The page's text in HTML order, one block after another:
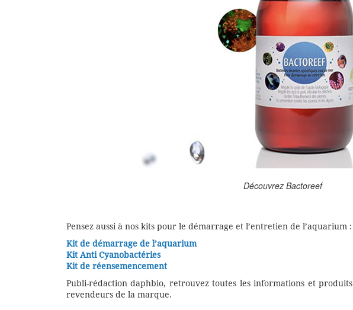
Découvrez Bactoreef
Pensez aussi à nos kits pour le démarrage et l’entretien de l’aquarium :
Kit de démarrage de l’aquarium
Kit Anti Cyanobactéries
Kit de réensemencement
Publi-rédaction daphbio, retrouvez toutes les informations et produits
revendeurs de la marque.